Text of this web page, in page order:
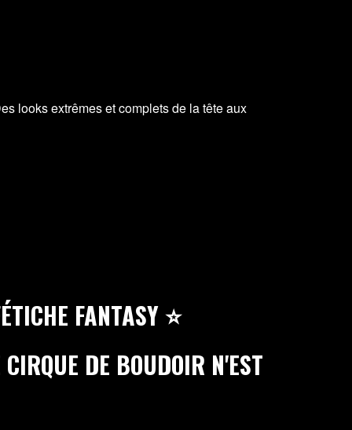
looks extrêmes et complets de la tête aux
FANTASY ⭐
DE BOUDOIR N'EST